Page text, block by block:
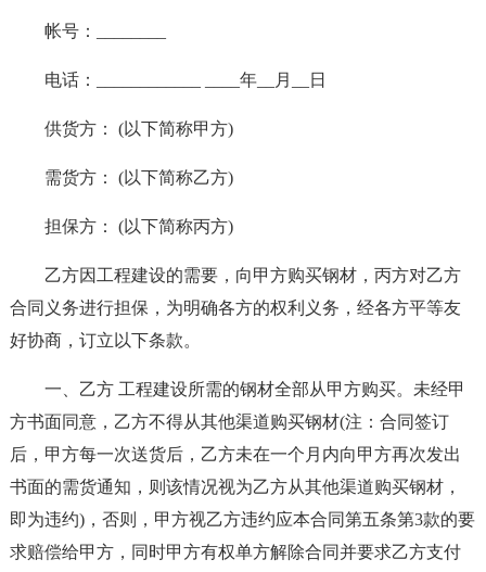
帐号：________
电话：____________ ____年__月__日
供货方： (以下简称甲方)
需货方： (以下简称乙方)
担保方： (以下简称丙方)
乙方因工程建设的需要，向甲方购买钢材，丙方对乙方
合同义务进行担保，为明确各方的权利义务，经各方平等友
好协商，订立以下条款。
一、乙方 工程建设所需的钢材全部从甲方购买。未经甲
方书面同意，乙方不得从其他渠道购买钢材(注：合同签订
后，甲方每一次送货后，乙方未在一个月内向甲方再次发出
书面的需货通知，则该情况视为乙方从其他渠道购买钢材，
即为违约)，否则，甲方视乙方违约应本合同第五条第3款的要
求赔偿给甲方，同时甲方有权单方解除合同并要求乙方支付